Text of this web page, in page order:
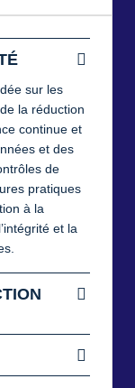
sur les
la réduction
continue et
et des
de
pratiques
à la
et la